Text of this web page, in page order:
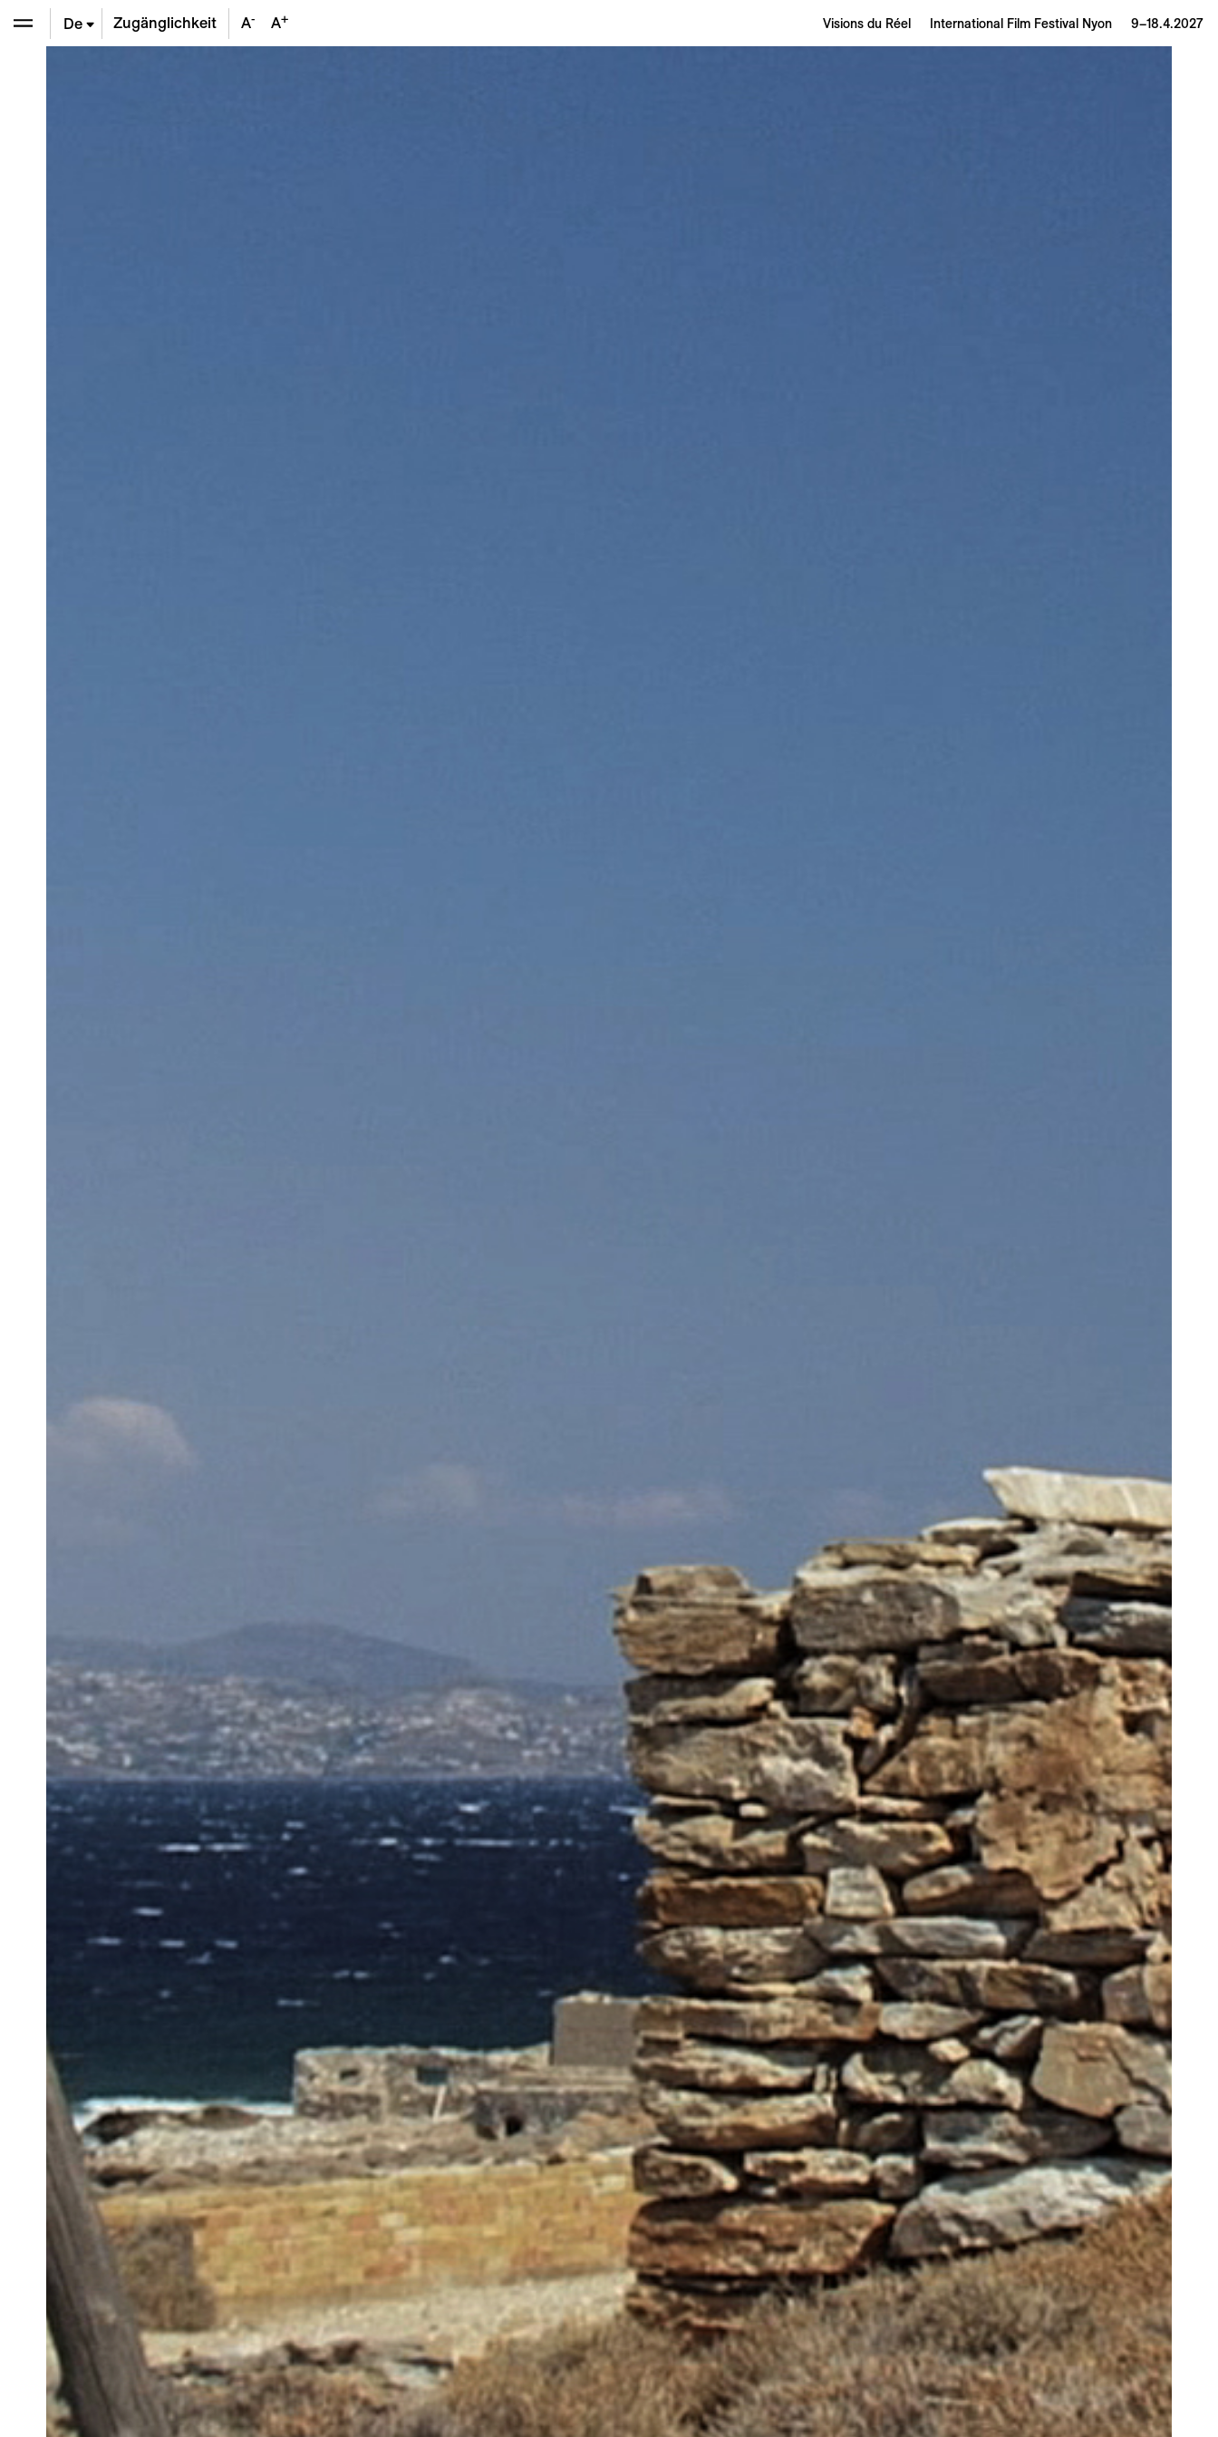
De Zugänglichkeit A- A+ Visions du Réel International Film Festival Nyon 9–18.4.2027